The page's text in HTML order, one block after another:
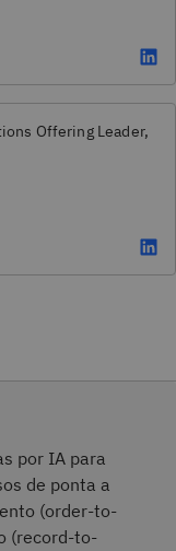
Offering Leader,
por IA para
de ponta a
(order-to-
(record-to-